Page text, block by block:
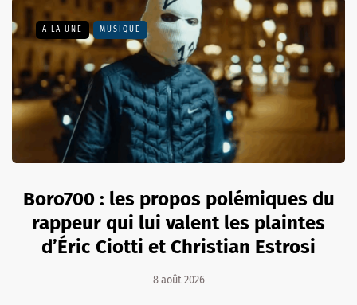
A LA UNE MUSIQUE
Boro700 : les propos polémiques du
rappeur qui lui valent les plaintes
d’Éric Ciotti et Christian Estrosi
8 août 2026